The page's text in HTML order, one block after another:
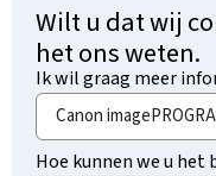
Wilt u dat wij
het ons weten.
Ik wil graag meer
Hoe kunnen we u het